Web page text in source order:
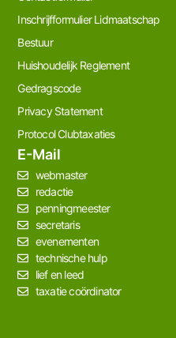
Inschrijfformulier Lidmaatschap
Bestuur
Huishoudelijk Reglement
Gedragscode
Privacy Statement
Protocol Clubtaxaties
E-Mail
webmaster
redactie
penningmeester
secretaris
evenementen
technische hulp
lief en leed
taxatie coördinator